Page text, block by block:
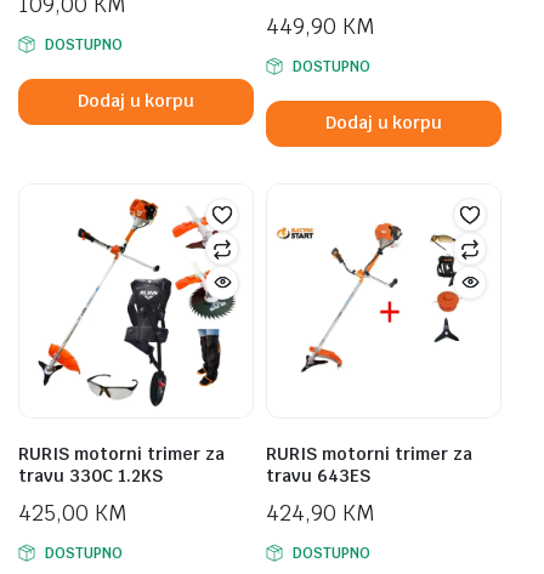
DOSTUPNO
Dodaj u korpu
449,90 KM
DOSTUPNO
Dodaj u korpu
RURIS motorni trimer za
travu 330C 1.2KS
425,00 KM
DOSTUPNO
RURIS motorni trimer za
travu 643ES
424,90 KM
DOSTUPNO